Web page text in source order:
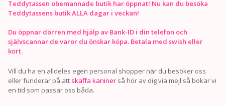
Teddytassen obemannade butik har öppnat! Nu kan du besöka
Teddytassens butik ALLA dagar i veckan!
Du öppnar dörren med hjälp av Bank-ID i din telefon och
självscannar de varor du önskar köpa. Betala med swish eller
kort.
Vill du ha en alldeles egen personal shopper när du besöker oss
eller funderar på att skaffa kaniner så hör av dig via mejl så bokar vi
en tid som passar oss båda.